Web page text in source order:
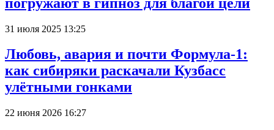
31 июля 2025 13:25
Любовь, авария и почти Формула-1:
как сибиряки раскачали Кузбасс
улётными гонками
22 июня 2026 16:27